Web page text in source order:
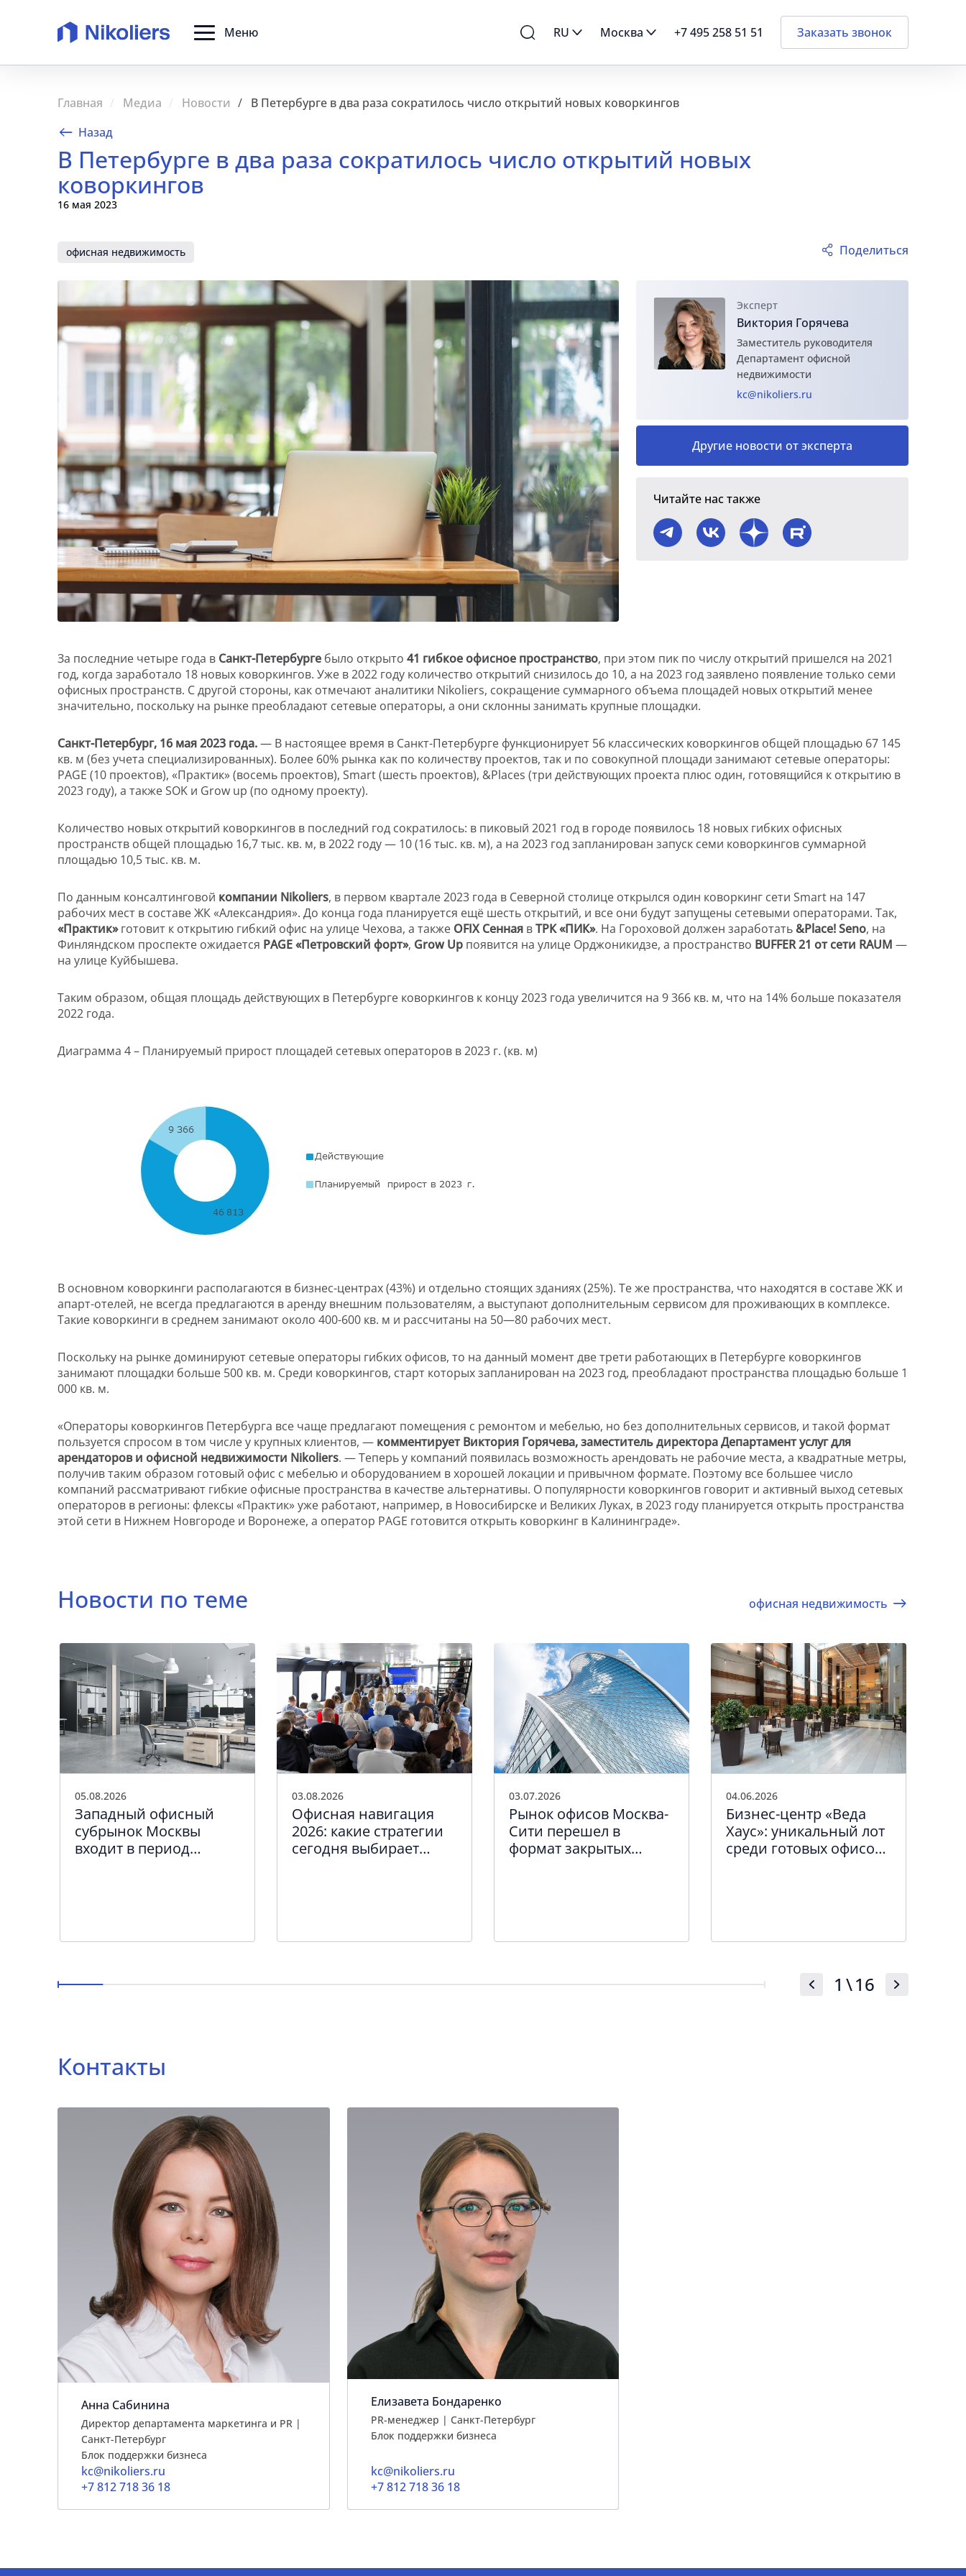
Меню RU Москва +7 495 258 51 51 Заказать звонок
Главная Медиа Новости
В Петербурге в два раза сократилось число открытий новых коворкингов
Назад
В Петербурге в два раза сократилось число открытий новых
коворкингов
16 мая 2023
Поделиться
офисная недвижимость
Эксперт
Виктория Горячева
Заместитель руководителя
Департамент офисной
недвижимости
kc@nikoliers.ru
Другие новости от эксперта
Читайте нас также
За последние четыре года в Санкт-Петербурге было открыто 41 гибкое офисное пространство, при этом пик по числу открытий пришелся на 2021
год, когда заработало 18 новых коворкингов. Уже в 2022 году количество открытий снизилось до 10, а на 2023 год заявлено появление только семи
офисных пространств. С другой стороны, как отмечают аналитики Nikoliers, сокращение суммарного объема площадей новых открытий менее
значительно, поскольку на рынке преобладают сетевые операторы, а они склонны занимать крупные площадки.
Санкт-Петербург, 16 мая 2023 года.— В настоящее время в Санкт-Петербурге функционирует 56 классических коворкингов общей площадью 67 145
кв. м (без учета специализированных). Более 60% рынка как по количеству проектов, так и по совокупной площади занимают сетевые операторы:
PAGE (10 проектов), «Практик» (восемь проектов), Smart (шесть проектов), &Places (три действующих проекта плюс один, готовящийся к открытию в
2023 году), а также SOK и Grow up (по одному проекту).
Количество новых открытий коворкингов в последний год сократилось: в пиковый 2021 год в городе появилось 18 новых гибких офисных
пространств общей площадью 16,7 тыс. кв. м, в 2022 году — 10 (16 тыс. кв. м), а на 2023 год запланирован запуск семи коворкингов суммарной
площадью 10,5 тыс. кв. м.
По данным консалтинговой компании Nikoliers, в первом квартале 2023 года в Северной столице открылся один коворкинг сети Smart на 147
рабочих мест в составе ЖК «Александрия». До конца года планируется ещё шесть открытий, и все они будут запущены сетевыми операторами. Так,
«Практик»готовит к открытию гибкий офис на улице Чехова, а также OFIXСенная вТРК «ПИК». На Гороховой должен заработать&Place! Seno, на
Финляндском проспекте ожидается PAGE «Петровский форт», Grow Up появится на улице Орджоникидзе, а пространство BUFFER 21 от сети RAUM —
на улице Куйбышева.
Таким образом, общая площадь действующих в Петербурге коворкингов к концу 2023 года увеличится на 9 366 кв. м, что на 14% больше показателя
2022 года.
Диаграмма 4 – Планируемый прирост площадей сетевых операторов в 2023 г. (кв. м)
В основном коворкинги располагаются в бизнес-центрах (43%) и отдельно стоящих зданиях (25%). Те же пространства, что находятся в составе ЖК и
апарт-отелей, не всегда предлагаются в аренду внешним пользователям, а выступают дополнительным сервисом для проживающих в комплексе.
Такие коворкинги в среднем занимают около 400-600 кв. м и рассчитаны на 50—80 рабочих мест.
Поскольку на рынке доминируют сетевые операторы гибких офисов, то на данный момент две трети работающих в Петербурге коворкингов
занимают площадки больше 500 кв. м. Среди коворкингов, старт которых запланирован на 2023 год, преобладают пространства площадью больше 1
000 кв. м.
«Операторы коворкингов Петербурга все чаще предлагают помещения с ремонтом и мебелью, но без дополнительных сервисов, и такой формат
пользуется спросом в том числе у крупных клиентов, — комментирует Виктория Горячева, заместитель директора Департамент услуг для
арендаторов и офисной недвижимости Nikoliers. — Теперь у компаний появилась возможность арендовать не рабочие места, а квадратные метры,
получив таким образом готовый офис с мебелью и оборудованием в хорошей локации и привычном формате. Поэтому все большее число
компаний рассматривают гибкие офисные пространства в качестве альтернативы. О популярности коворкингов говорит и активный выход сетевых
операторов в регионы: флексы «Практик» уже работают, например, в Новосибирске и Великих Луках, в 2023 году планируется открыть пространства
этой сети в Нижнем Новгороде и Воронеже, а оператор PAGE готовится открыть коворкинг в Калининграде».
Новости по теме офисная недвижимость
05.08.2026
Западный офисный
субрынок Москвы
входит в период
03.08.2026
Офисная навигация
2026: какие стратегии
сегодня выбирает
03.07.2026
Рынок офисов Москва-
Сити перешел в
формат закрытых
04.06.2026
Бизнес-центр «Веда
Хаус»: уникальный лот
среди готовых офисов
1 \16
Контакты
Анна Сабинина
Директор департамента маркетинга и PR |
Cанкт-Петербург
Блок поддержки бизнеса
kc@nikoliers.ru
+7 812 718 36 18
Елизавета Бондаренко
PR-менеджер | Санкт-Петербург
Блок поддержки бизнеса
kc@nikoliers.ru
+7 812 718 36 18